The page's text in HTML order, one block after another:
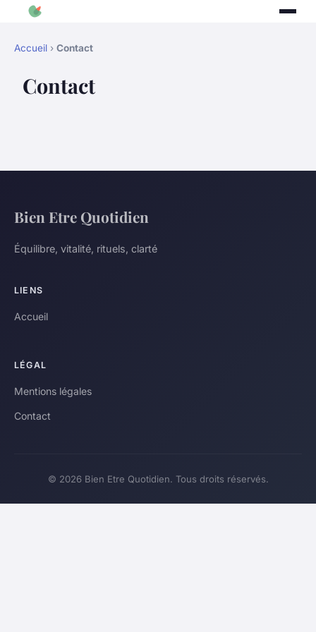
Accueil › Contact
Contact
Bien Etre Quotidien
Équilibre, vitalité, rituels, clarté
LIENS
Accueil
LÉGAL
Mentions légales
Contact
© 2026 Bien Etre Quotidien. Tous droits réservés.